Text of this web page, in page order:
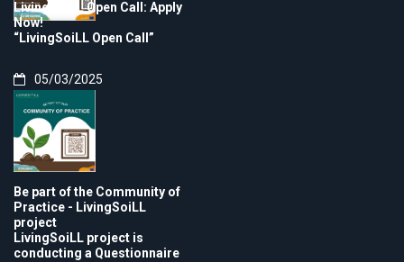
LivingSoiLL Open Call: Apply
Now!
“LivingSoiLL Open Call”
05/03/2025
Be part of the Community of
Practice - LivingSoiLL
project
LivingSoiLL project is
conducting a Questionnaire